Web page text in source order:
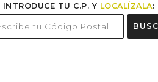
INTRODUCE TU C.P. Y LOCALÍZALA: